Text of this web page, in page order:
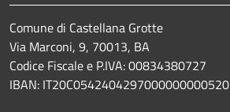
Comune di Castellana Grotte
Via Marconi, 9, 70013, BA
Codice Fiscale e P.IVA: 00834380727
IBAN: IT20C0542404297000000000520